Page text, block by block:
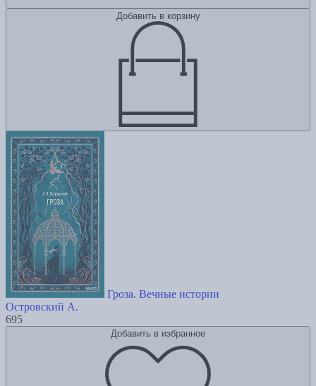
Добавить в корзину
Гроза. Вечные истории
Островский А.
695
Добавить в избранное